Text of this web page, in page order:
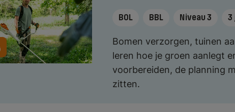
BOL BBL Niveau 3 3
Bomen verzorgen, tuinen
leren hoe je groen aanlegt
voorbereiden, de planning
zitten.